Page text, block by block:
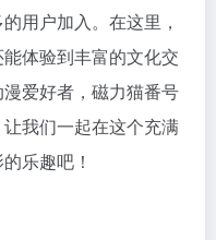
用户加入。在这里，
体验到丰富的文化交
爱好者，磁力猫番号
我们一起在这个充满
乐趣吧！